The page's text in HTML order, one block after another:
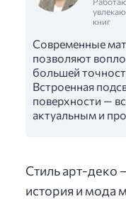
книг
Современные
позволяют
большей
Встроенная
поверхности —
актуальным и
Стиль арт-деко
история и мода